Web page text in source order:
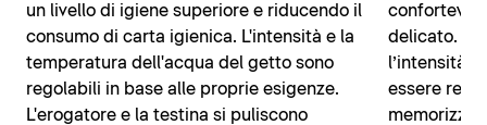
un livello di igiene superiore e riducendo il
consumo di carta igienica. L'intensità e la
temperatura dell'acqua del getto sono
regolabili in base alle proprie esigenze.
L'erogatore e la testina si puliscono
delicato.
l’intensità
essere